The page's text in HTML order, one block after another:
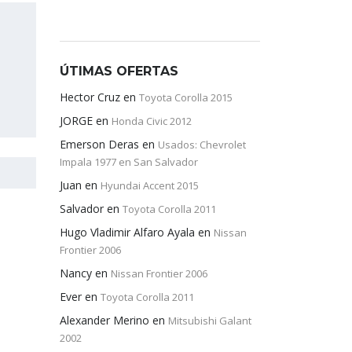
ÚTIMAS OFERTAS
Hector Cruz en Toyota Corolla 2015
JORGE en Honda Civic 2012
Emerson Deras en Usados: Chevrolet
Impala 1977 en San Salvador
Juan en Hyundai Accent 2015
Salvador en Toyota Corolla 2011
Hugo Vladimir Alfaro Ayala en Nissan
Frontier 2006
Nancy en Nissan Frontier 2006
Ever en Toyota Corolla 2011
Alexander Merino en Mitsubishi Galant
2002